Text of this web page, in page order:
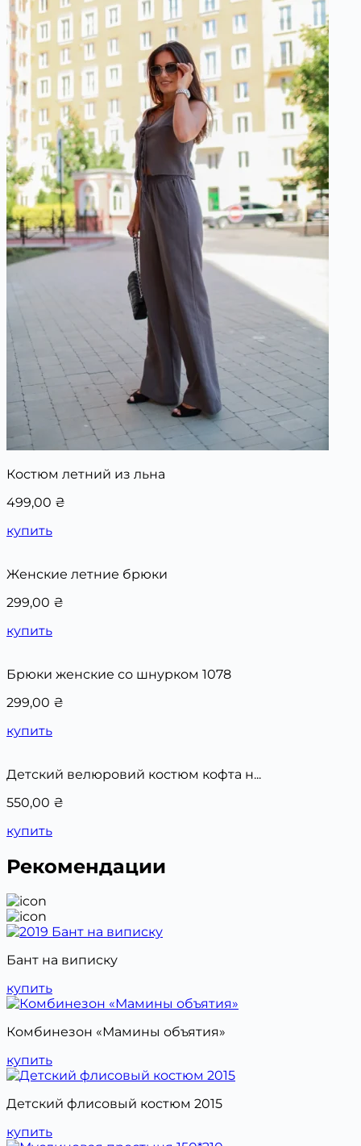
Костюм летний из льна
499,00 ₴
купить
Женские летние брюки
299,00 ₴
купить
Брюки женские со шнурком 1078
299,00 ₴
купить
Детский велюровий костюм кофта н...
550,00 ₴
купить
Рекомендации
Бант на виписку
купить
Комбинезон «Мамины объятия»
купить
Детский флисовый костюм 2015
купить